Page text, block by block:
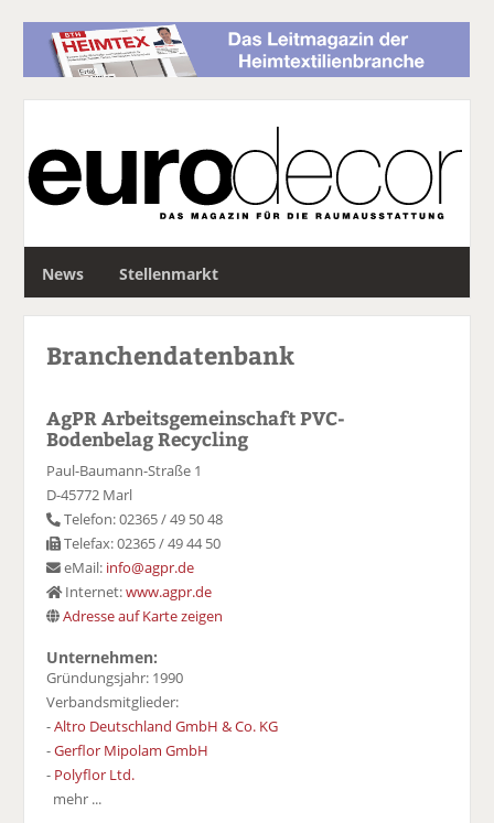
News Stellenmarkt
c
Branchendatenbank
AgPR Arbeitsgemeinschaft PVC-
Bodenbelag Recycling
Paul-Baumann-Straße 1
D-45772 Marl
Telefon: 02365 / 49 50 48
Telefax: 02365 / 49 44 50
eMail: info@agpr.de
Internet:www.agpr.de
Adresse auf Karte zeigen
Unternehmen:
Gründungsjahr: 1990
Verbandsmitglieder:
-Altro Deutschland GmbH & Co. KG
-Gerflor Mipolam GmbH
- Polyflor Ltd.
mehr ...